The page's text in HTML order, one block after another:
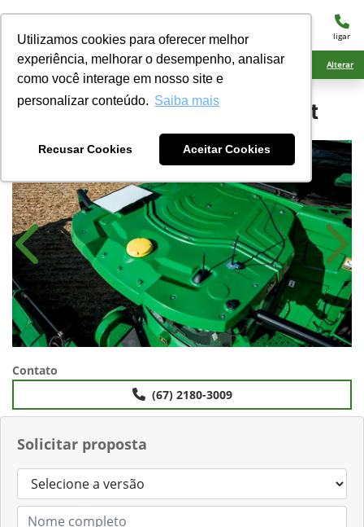
Utilizamos cookies para oferecer melhor
experiência, melhorar o desempenho, analisar
como você interage em nosso site e
personalizar conteúdo. Saiba mais
Recusar Cookies Aceitar Cookies
menu ligar
Ciarama Máquinas Rio Brilhante Alterar
John DeereJDLink™ Boost
Solicitar proposta
Anterior
Contato
(67) 2180-3009